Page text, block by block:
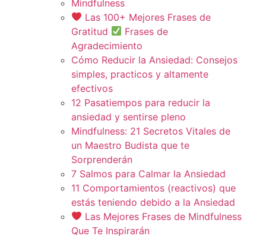
Mindfulness
Las 100+ Mejores Frases de
Gratitud
Frases de
Agradecimiento
Cómo Reducir la Ansiedad: Consejos
simples, practicos y altamente
efectivos
12 Pasatiempos para reducir la
ansiedad y sentirse pleno
Mindfulness: 21 Secretos Vitales de
un Maestro Budista que te
Sorprenderán
7 Salmos para Calmar la Ansiedad
11 Comportamientos (reactivos) que
estás teniendo debido a la Ansiedad
Las Mejores Frases de Mindfulness
Que Te Inspirarán